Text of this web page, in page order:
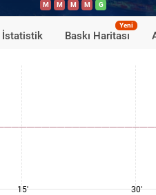
M M M M G
İstatistik Baskı Haritası
Yeni
15' 30'